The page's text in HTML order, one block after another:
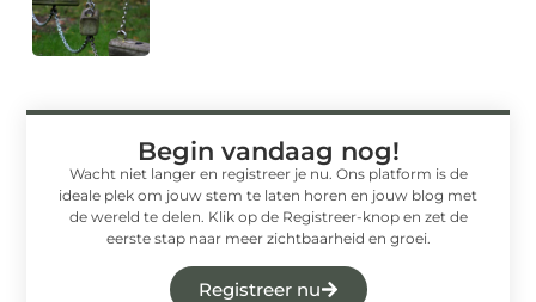
Begin vandaag nog!
Wacht niet langer en registreer je nu. Ons platform is de
ideale plek om jouw stem te laten horen en jouw blog met
de wereld te delen. Klik op de Registreer-knop en zet de
eerste stap naar meer zichtbaarheid en groei.
Registreer nu